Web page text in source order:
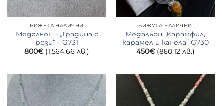
БИЖУТА НАЛИЧНИ
Медальон – „Градина с
рози“ – G731
800€ (1,564.66 лв.)
БИЖУТА НАЛИЧНИ
Медальон „Карамфил,
карамел и канела“ G730
450€ (880.12 лв.)